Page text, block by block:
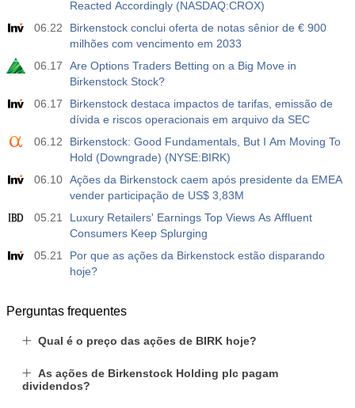
Reacted Accordingly (NASDAQ:CROX)
06.22
Birkenstock conclui oferta de notas sênior de € 900
milhões com vencimento em 2033
06.17
Are Options Traders Betting on a Big Move in
Birkenstock Stock?
06.17
Birkenstock destaca impactos de tarifas, emissão de
dívida e riscos operacionais em arquivo da SEC
06.12
Birkenstock: Good Fundamentals, But I Am Moving To
Hold (Downgrade) (NYSE:BIRK)
06.10 Ações da Birkenstock caem após presidente da EMEA
vender participação de US$ 3,83M
05.21
Luxury Retailers' Earnings Top Views As Affluent
Consumers Keep Splurging
05.21
Por que as ações da Birkenstock estão disparando
hoje?
Perguntas frequentes
Qual é o preço das ações de BIRK hoje?
As ações de Birkenstock Holding plc pagam
dividendos?